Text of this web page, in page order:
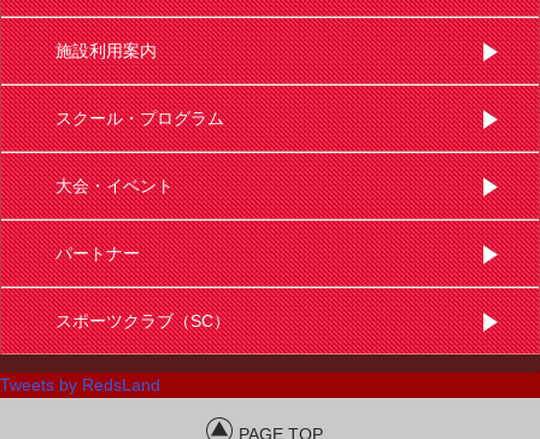
施設利用案内
スクール・プログラム
大会・イベント
パートナー
スポーツクラブ（SC）
Tweets by RedsLand
PAGE TOP